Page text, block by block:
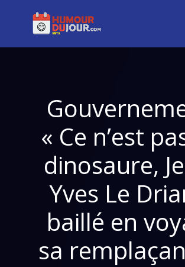
« Ce n’est
dinosaure,
Yves Le
baillé en
sa